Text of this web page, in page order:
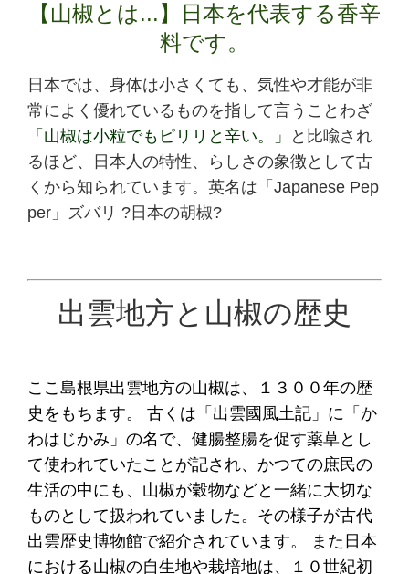
【山椒とは...】日本を代表する香辛
料です。
日本では、身体は小さくても、気性や才能が非
常によく優れているものを指して言うことわざ
「山椒は小粒でもピリリと辛い。」
と比喩され
るほど、日本人の特性、らしさの象徴として古
くから知られています。英名は「Japanese Pep
per」ズバリ ?日本の胡椒?
出雲地方と山椒の歴史
ここ島根県出雲地方の山椒は、１３００年の歴
史をもちます。
古くは「出雲國風土記」に「か
わはじかみ」の名で、健腸整腸を促す薬草とし
て使われていたことが記され、かつての庶民の
生活の中にも、山椒が穀物などと一緒に大切な
ものとして扱われていました。 その様子が古代
出雲歴史博物館で紹介されています。
また日本
における山椒の自生地や栽培地は、１０世紀初